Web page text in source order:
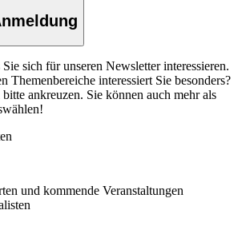
sich für unseren Newsletter interessieren.
Themenbereiche interessiert Sie besonders?
ankreuzen. Sie können auch mehr als
und kommende Veranstaltungen